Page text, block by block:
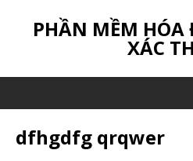
PHẦN MỀM
XÁC
dfhgdfg qrqwer